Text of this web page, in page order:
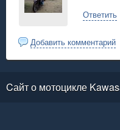
Ответить
Добавить комментарий
Cайт о мотоцикле